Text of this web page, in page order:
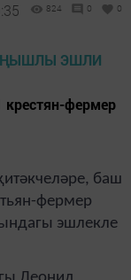
824 0 0
крестян-фермер
баш
фермер
эшлекле